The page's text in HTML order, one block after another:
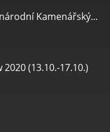
Kamenářský...
(13.10.-17.10.)